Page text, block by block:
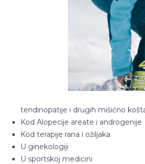
tendinopatije i drugih mišićno
Kod Alopecije areate i androgenije
Kod terapije rana i ožiljaka
U ginekologiji
U sportskoj medicini